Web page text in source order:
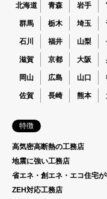
北海道 青森 岩手
群馬 栃木 埼玉
石川 福井 山梨
滋賀 京都 大阪
岡山 広島 山口
佐賀 長崎 熊本
特徴
高気密高断熱の工務店
地震に強い工務店
省エネ・創エネ・エコ住宅
ZEH対応工務店